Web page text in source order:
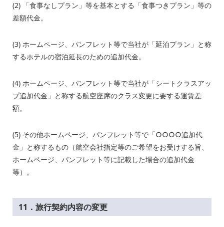
(2) 「食事なしプラン」等を基本とする「食事つきプラン」等の
差額代金。
(3) ホームページ、パンフレット等で当社が「延泊プラン」と称
するホテルの宿泊延長のための追加代金。
(4) ホームページ、パンフレット等で当社が「シートクラスアッ
プ追加代金」と称する航空座席のクラス変更に要する運賃差
額。
(5) その他ホームページ、パンフレット等で「○○○○追加代
金」と称するもの（航空会社指定等のご希望をお受けする旨、
ホームページ、パンフレット等に記載した場合の追加代金
等）。
11．旅行契約内容の変更